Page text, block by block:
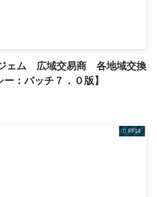
ジェム 広域交易商 各地域交換
：パッチ７．０版】
FF14